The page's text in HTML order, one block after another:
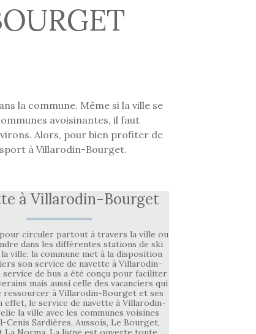
la commune. Même si la ville se
avoisinantes, il faut
Alors, pour bien profiter de
à Villarodin-Bourget.
à Villarodin-Bourget
circuler partout à travers la ville ou
dans les différentes stations de ski
ville, la commune met à la disposition
son service de navette à Villarodin-
service de bus a été conçu pour faciliter
mais aussi celle des vacanciers qui
ressourcer à Villarodin-Bourget et ses
effet, le service de navette à Villarodin-
la ville avec les communes voisines
Cenis Sardières, Aussois, Le Bourget,